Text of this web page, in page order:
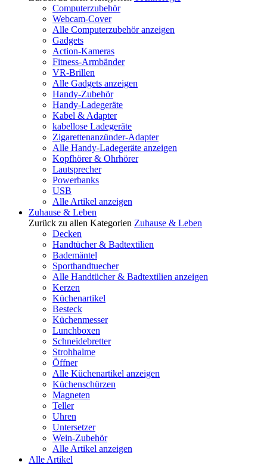
Computerzubehör
Webcam-Cover
Alle Computerzubehör anzeigen
Gadgets
Action-Kameras
Fitness-Armbänder
VR-Brillen
Alle Gadgets anzeigen
Handy-Zubehör
Handy-Ladegeräte
Kabel & Adapter
kabellose Ladegeräte
Zigarettenanzünder-Adapter
Alle Handy-Ladegeräte anzeigen
Kopfhörer & Ohrhörer
Lautsprecher
Powerbanks
USB
Alle Artikel anzeigen
Zuhause & Leben
Zurück zu allen Kategorien Zuhause & Leben
Decken
Handtücher & Badtextilien
Bademäntel
Sporthandtuecher
Alle Handtücher & Badtextilien anzeigen
Kerzen
Küchenartikel
Besteck
Küchenmesser
Lunchboxen
Schneidebretter
Strohhalme
Öffner
Alle Küchenartikel anzeigen
Küchenschürzen
Magneten
Teller
Uhren
Untersetzer
Wein-Zubehör
Alle Artikel anzeigen
Alle Artikel